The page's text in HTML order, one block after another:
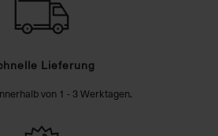
Lieferung
von 1 - 3 Werktagen.